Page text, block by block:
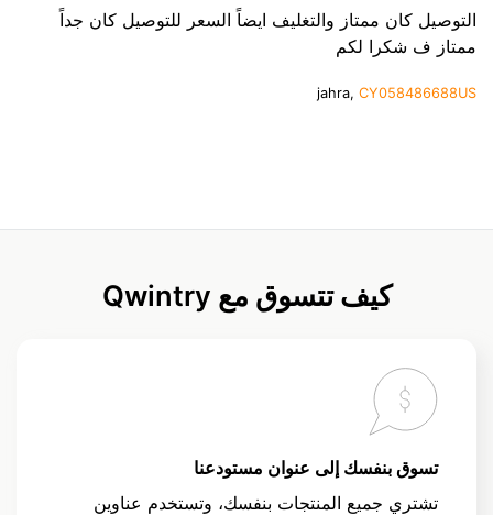
التوصيل كان ممتاز والتغليف ايضاً السعر للتوصيل كان جداً
ممتاز ف شكرا لكم
jahra, CY058486688US
كيف تتسوق مع Qwintry
تسوق بنفسك إلى عنوان مستودعنا
تشتري جميع المنتجات بنفسك، وتستخدم عناوين